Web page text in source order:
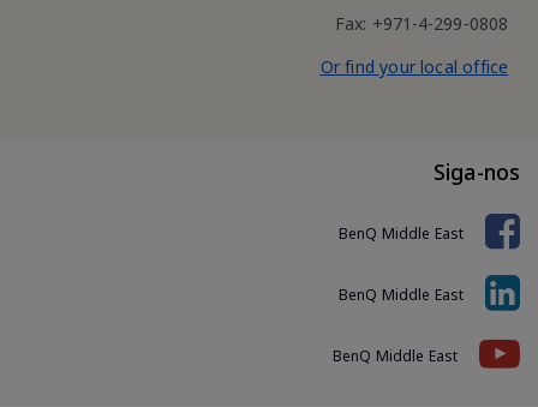
Fax: +971-4-299-0808
Or find your local office
Siga-nos
BenQ Middle East
BenQ Middle East
BenQ Middle East